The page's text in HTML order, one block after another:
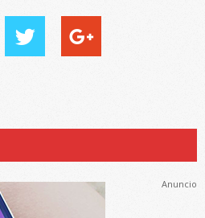
Anuncio